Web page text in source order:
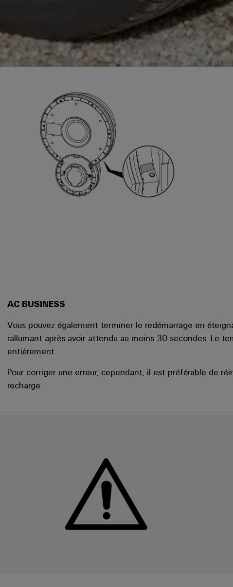
AC BUSINESS
Vous pouvez également terminer le redémarrage en
rallumant après avoir attendu au moins 30 secondes. Le
entièrement.
Pour corriger une erreur, cependant, il est préférable de
recharge.